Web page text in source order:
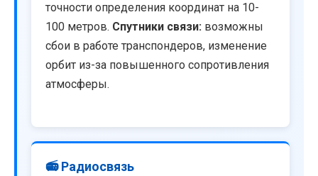
точности определения координат на 10-
100 метров. Спутники связи: возможны
сбои в работе транспондеров, изменение
орбит из-за повышенного сопротивления
атмосферы.
📻 Радиосвязь